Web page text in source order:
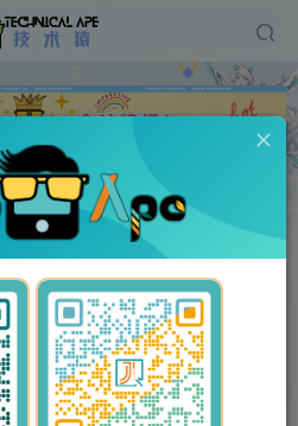
板 (自适应移动端)蓝色营销型
模板 正文
0